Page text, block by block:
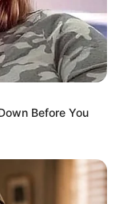
Before You